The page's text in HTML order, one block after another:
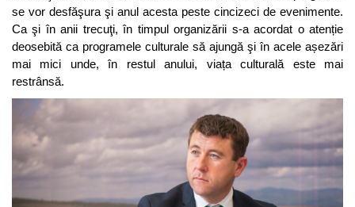
se vor desfăşura şi anul acesta peste cincizeci de evenimente.
Ca şi în anii trecuţi, în timpul organizării s-a acordat o atenție
deosebită ca programele culturale să ajungă şi în acele așezări
mai mici unde, în restul anului, viața culturală este mai
restrânsă.